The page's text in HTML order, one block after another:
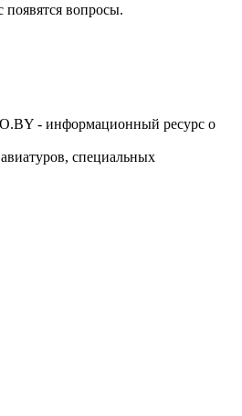
вопросы.
- информационный ресурс о
специальных